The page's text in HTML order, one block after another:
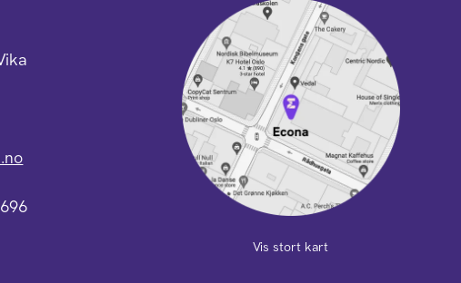
Vis stort kart